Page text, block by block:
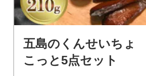
五島のくんせいちょ
こっと5点セット